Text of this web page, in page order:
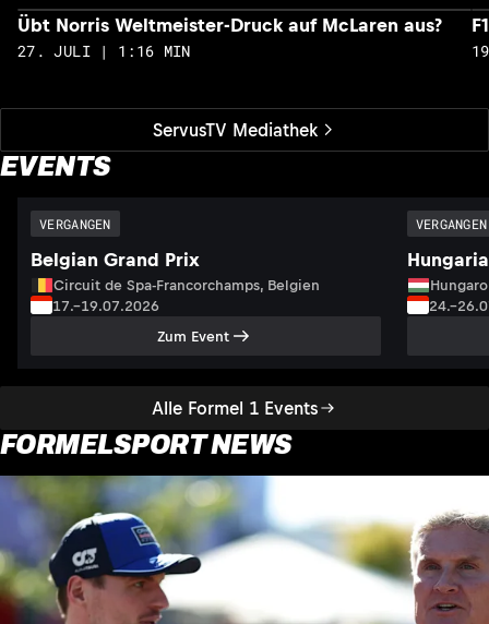
ServusTV Mediathek
Übt Norris Weltmeister-Druck auf McLaren aus?
27. JULI | 1:16 MIN
EVENTS
Alle Formel 1 Events
VERGANGEN
Belgian Grand Prix
Circuit de Spa-Francorchamps, Belgien
17.–19.07.2026
Zum Event
VERGANGEN
FORMELSPORT NEWS